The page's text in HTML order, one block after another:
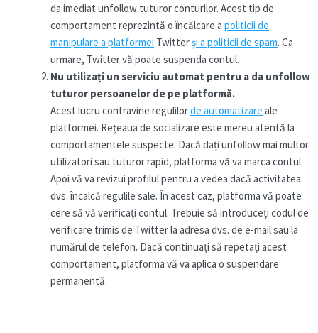
da imediat unfollow tuturor conturilor. Acest tip de
comportament reprezintă o încălcare a politicii de
manipulare a platformei Twitterși a politicii de spam. Ca
urmare, Twitter vă poate suspenda contul.
Nu utilizați un serviciu automat pentru a da unfollow
tuturor persoanelor de pe platformă.
Acest lucru contravine regulilorde automatizare ale
platformei. Rețeaua de socializare este mereu atentă la
comportamentele suspecte. Dacă dați unfollow mai multor
utilizatori sau tuturor rapid, platforma vă va marca contul.
Apoi vă va revizui profilul pentru a vedea dacă activitatea
dvs. încalcă regulile sale. În acest caz, platforma vă poate
cere să vă verificați contul. Trebuie să introduceți codul de
verificare trimis de Twitter la adresa dvs. de e-mail sau la
numărul de telefon. Dacă continuați să repetați acest
comportament, platforma vă va aplica o suspendare
permanentă.